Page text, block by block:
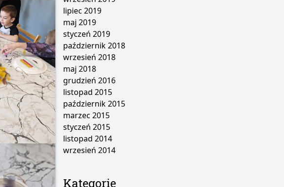
lipiec 2019
maj 2019
styczeń 2019
październik 2018
wrzesień 2018
maj 2018
grudzień 2016
listopad 2015
październik 2015
marzec 2015
styczeń 2015
listopad 2014
wrzesień 2014
Kategorie